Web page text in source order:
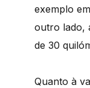
exemplo
outro lado,
de 30
Quanto à